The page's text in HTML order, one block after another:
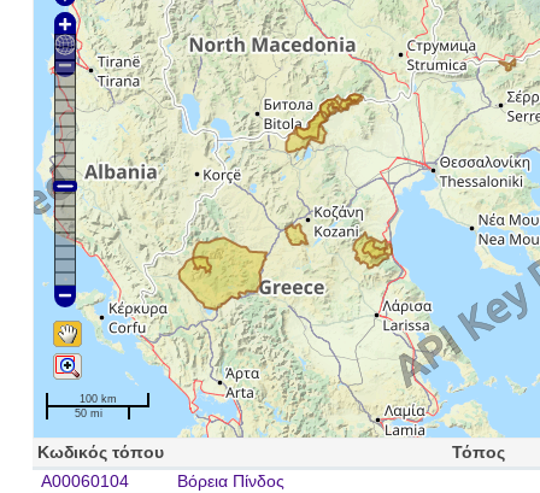
100 km
50 mi
Κωδικός τόπου
Τόπος
A00060104
Βόρεια Πίνδος